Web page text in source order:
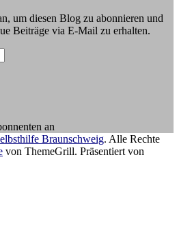
um diesen Blog zu abonnieren und
Beiträge via E-Mail zu erhalten.
an
Braunschweig. Alle Rechte
von ThemeGrill. Präsentiert von